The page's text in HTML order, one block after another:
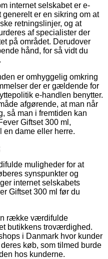
internet selskabet er e-
er en sikring om at
retningslinjer, og at
af specialister der
på området. Derudover
hånd, for så vidt du
er omhyggelig omkring
der er gældende for
e-handlen benytter.
afgørende, at man når
så man i fremtiden kan
Giftset 300 ml,
dame eller herre.
muligheder for at
synspunkter og
internet selskabets
Giftset 300 ml før du
række værdifulde
butikkens troværdighed.
i Danmark hvor kunder
køb, som tilmed burde
hos kunderne.